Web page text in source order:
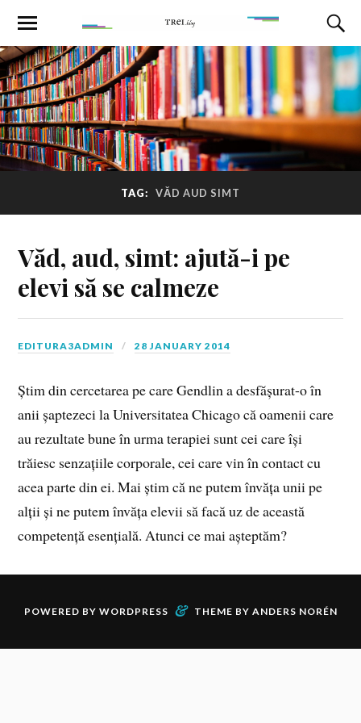
TAG: VĂD AUD SIMT
Văd, aud, simt: ajută-i pe
elevi să se calmeze
EDITURA3ADMIN 28 JANUARY 2014
Știm din cercetarea pe care Gendlin a desfășurat-o în
anii șaptezeci la Universitatea Chicago că oamenii care
au rezultate bune în urma terapiei sunt cei care își
trăiesc senzațiile corporale, cei care vin în contact cu
acea parte din ei. Mai știm că ne putem învăța unii pe
alții și ne putem învăța elevii să facă uz de această
competență esențială. Atunci ce mai așteptăm?
POWERED BY WORDPRESS & THEME BY ANDERS NORÉN